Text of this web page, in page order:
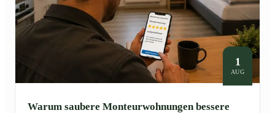
1
AUG
Warum saubere Monteurwohnungen bessere